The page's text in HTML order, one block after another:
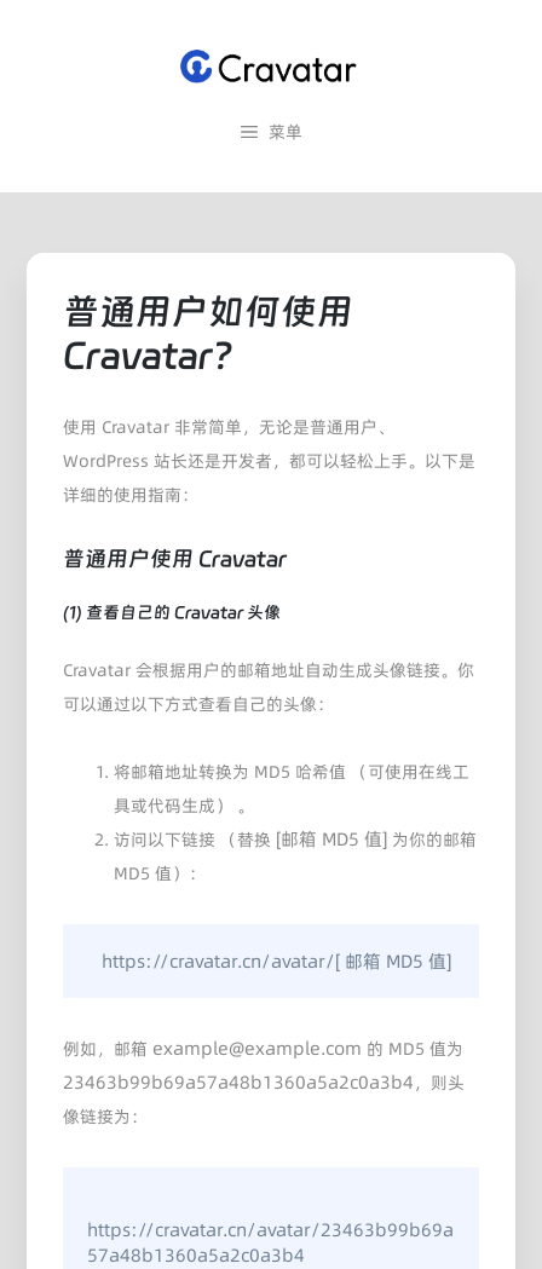
菜单
普通用户如何使用
Cravatar？
使用 Cravatar 非常简单，无论是普通用户、
WordPress 站长还是开发者，都可以轻松上手。以下是
详细的使用指南：
普通用户使用 Cravatar
(1) 查看自己的 Cravatar 头像
Cravatar 会根据用户的邮箱地址自动生成头像链接。你
可以通过以下方式查看自己的头像：
将邮箱地址转换为 MD5 哈希值 （可使用在线工
具或代码生成） 。
访问以下链接 （替换 [邮箱 MD5 值] 为你的邮箱
MD5 值）：
   https://cravatar.cn/avatar/[ 邮箱 MD5 值]
例如，邮箱 example@example.com 的 MD5 值为
23463b99b69a57a48b1360a5a2c0a3b4 ，则头
像链接为：
https://cravatar.cn/avatar/23463b99b69a
57a48b1360a5a2c0a3b4